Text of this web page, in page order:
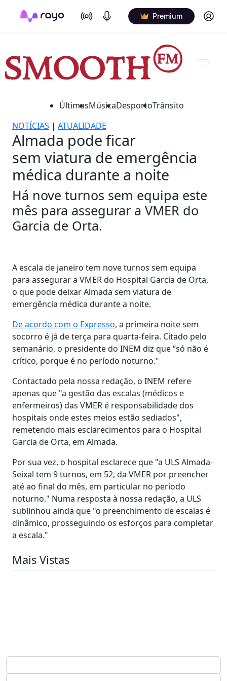
On Air Podcasts Premium Log in
ÚltimasMúsicaDesportoTrânsito
NOTÍCIAS | ATUALIDADE
Almada pode ficar
sem viatura de emergência
médica durante a noite
Há nove turnos sem equipa este
mês para assegurar a VMER do
Garcia de Orta.
A escala de janeiro tem nove turnos sem equipa
para assegurar a VMER do Hospital Garcia de Orta,
o que pode deixar Almada sem viatura de
emergência médica durante a noite.
De acordo com o Expresso, a primeira noite sem
socorro é já de terça para quarta-feira. Citado pelo
semanário, o presidente do INEM diz que “só não é
crítico, porque é no período noturno."
Contactado pela nossa redação, o INEM refere
apenas que "a gestão das escalas (médicos e
enfermeiros) das VMER é responsabilidade dos
hospitais onde estes meios estão sediados",
remetendo mais esclarecimentos para o Hospital
Garcia de Orta, em Almada.
Por sua vez, o hospital esclarece que "a ULS Almada-
Seixal tem 9 turnos, em 52, da VMER por preencher
até ao final do mês, em particular no período
noturno." Numa resposta à nossa redação, a ULS
sublinhou ainda que "o preenchimento de escalas é
dinâmico, prosseguindo os esforços para completar
a escala."
Mais Vistas